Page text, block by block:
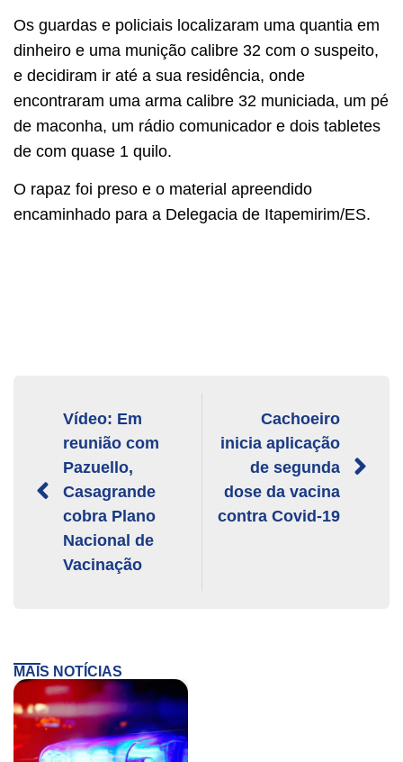
Os guardas e policiais localizaram uma quantia em
dinheiro e uma munição calibre 32 com o suspeito,
e decidiram ir até a sua residência, onde
encontraram uma arma calibre 32 municiada, um pé
de maconha, um rádio comunicador e dois tabletes
de com quase 1 quilo.
O rapaz foi preso e o material apreendido
encaminhado para a Delegacia de Itapemirim/ES.
Vídeo: Em
reunião com
Pazuello,
Casagrande
cobra Plano
Nacional de
Vacinação
Cachoeiro
inicia aplicação
de segunda
dose da vacina
contra Covid-19
MAIS NOTÍCIAS